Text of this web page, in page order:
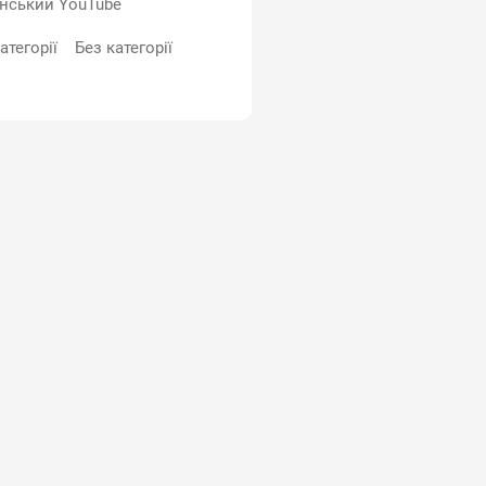
YouTube
Без категорії